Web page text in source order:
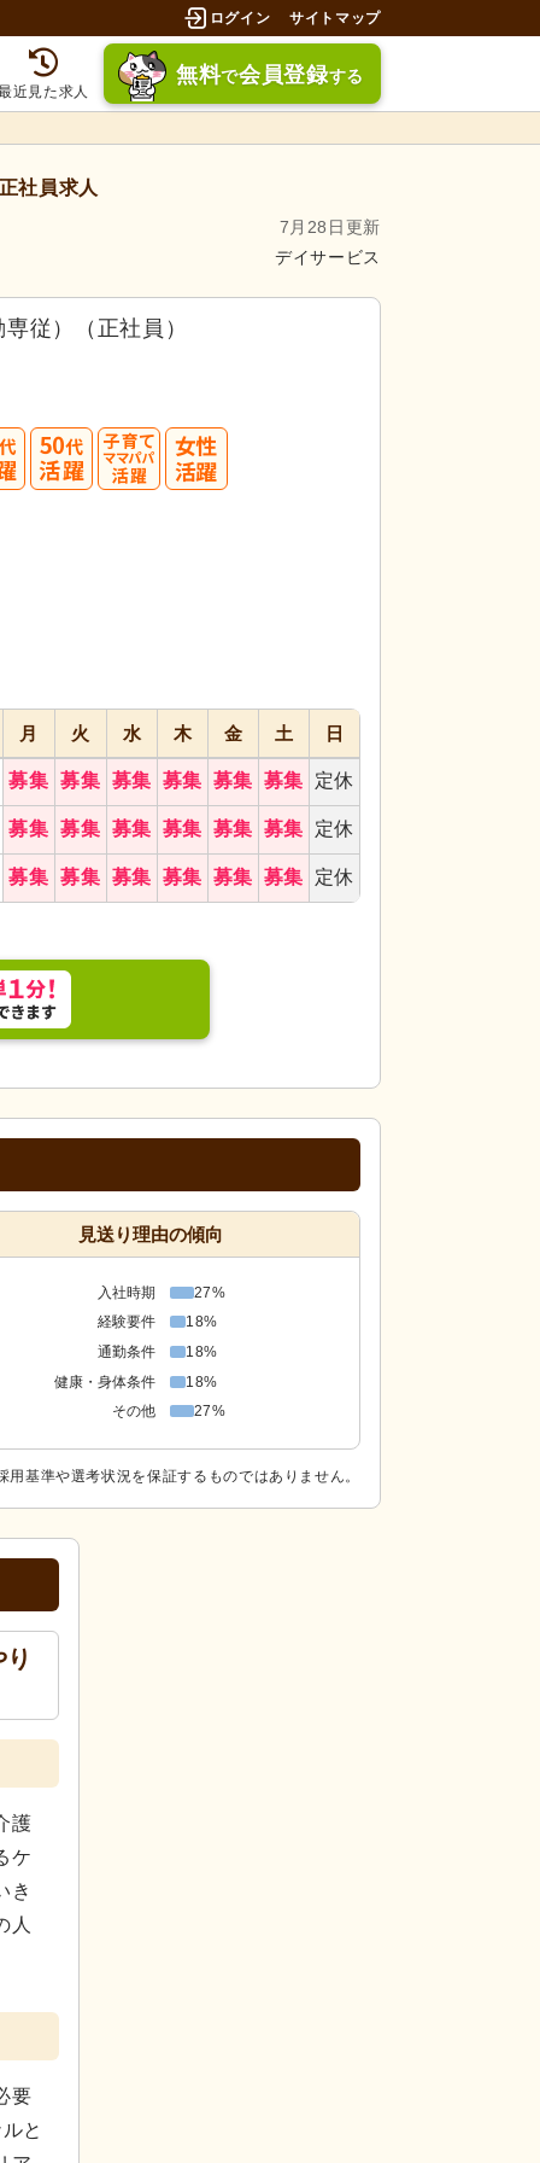
ログイン サイトマップ
近見た求人
無料で会員登録する
社員求人
7月28日更新
デイサービス
運動は、チームワークとエネルギーの発散に最適
従）（正社員）
月 火 水 木 金 土 日
募集 募集 募集 募集 募集 募集 定休
募集 募集 募集 募集 募集 募集 定休
募集 募集 募集 募集 募集 募集 定休
見送り理由の傾向
入社時期
27%
経験要件
18%
通勤条件
18%
健康・身体条件
18%
その他
27%
基準や選考状況を保証するものではありません。
護
ケ
き
人
要
と